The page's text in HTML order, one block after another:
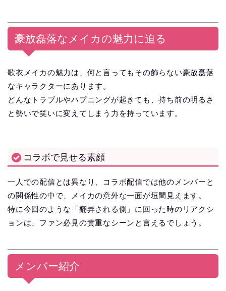
豪放磊落なメイカの魅力に迫る
歌衣メイカの魅力は、何と言ってもその飾らない豪放磊落
なキャラクターにあります。
どんなトラブルやハプニングが起きても、持ち前の明るさ
と勢いで笑いに変えてしまう力を持っています。
コラボで見せる素顔
一人での配信とは異なり、コラボ配信では他のメンバーと
の関係性の中で、メイカの意外な一面が垣間見えます。
特に今回のような「翻弄される側」に回った時のリアクシ
ョンは、ファン必見の貴重なシーンと言えるでしょう。
メンバー紹介